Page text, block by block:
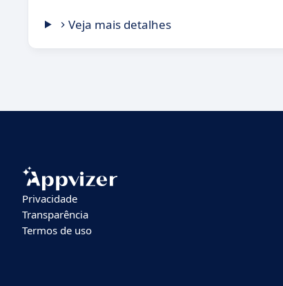
Veja mais detalhes
Privacidade
Transparência
Termos de uso